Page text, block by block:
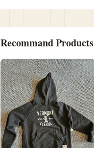
Recommand Products